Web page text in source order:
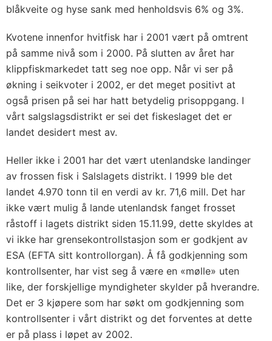
blåkveite og hyse sank med henholdsvis 6% og 3%.
Kvotene innenfor hvitfisk har i 2001 vært på omtrent
på samme nivå som i 2000. På slutten av året har
klippfiskmarkedet tatt seg noe opp. Når vi ser på
økning i seikvoter i 2002, er det meget positivt at
også prisen på sei har hatt betydelig prisoppgang. I
vårt salgslagsdistrikt er sei det fiskeslaget det er
landet desidert mest av.
Heller ikke i 2001 har det vært utenlandske landinger
av frossen fisk i Salslagets distrikt. I 1999 ble det
landet 4.970 tonn til en verdi av kr. 71,6 mill. Det har
ikke vært mulig å lande utenlandsk fanget frosset
råstoff i lagets distrikt siden 15.11.99, dette skyldes at
vi ikke har grensekontrollstasjon som er godkjent av
ESA (EFTA sitt kontrollorgan). Å få godkjenning som
kontrollsenter, har vist seg å være en «mølle» uten
like, der forskjellige myndigheter skylder på hverandre.
Det er 3 kjøpere som har søkt om godkjenning som
kontrollsenter i vårt distrikt og det forventes at dette
er på plass i løpet av 2002.